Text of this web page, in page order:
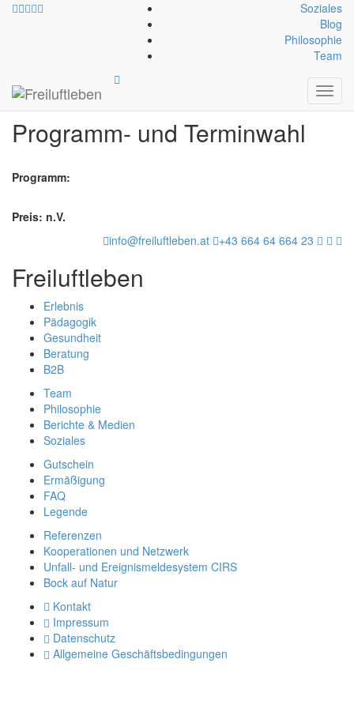
Soziales
Blog
Philosophie
Team
Anmeldung
Programm- und Terminwahl
Programm:
Preis: n.V.
info@freiluftleben.at
+43 664 64 664 23
Freiluftleben
Erlebnis
Pädagogik
Gesundheit
Beratung
B2B
Team
Philosophie
Berichte & Medien
Soziales
Gutschein
Ermäßigung
FAQ
Legende
Referenzen
Kooperationen und Netzwerk
Unfall- und Ereignismeldesystem CIRS
Bock auf Natur
Kontakt
Impressum
Datenschutz
Allgemeine Geschäftsbedingungen